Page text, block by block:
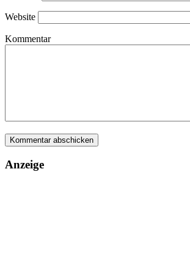
Website
Kommentar
Anzeige